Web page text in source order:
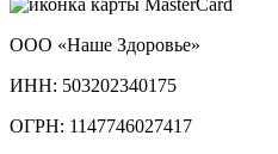
ООО «Наше Здоровье»
ИНН: 503202340175
ОГРН: 1147746027417